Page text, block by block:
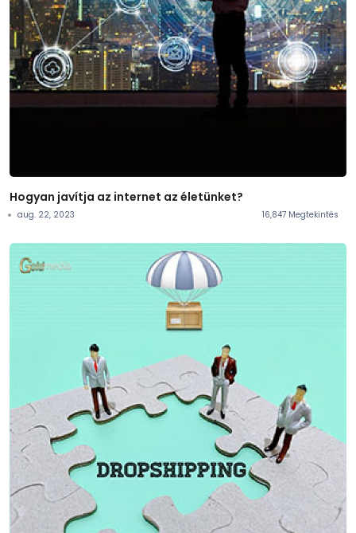
Hogyan javítja az internet az életünket?
aug. 22, 2023 16,847 Megtekintés